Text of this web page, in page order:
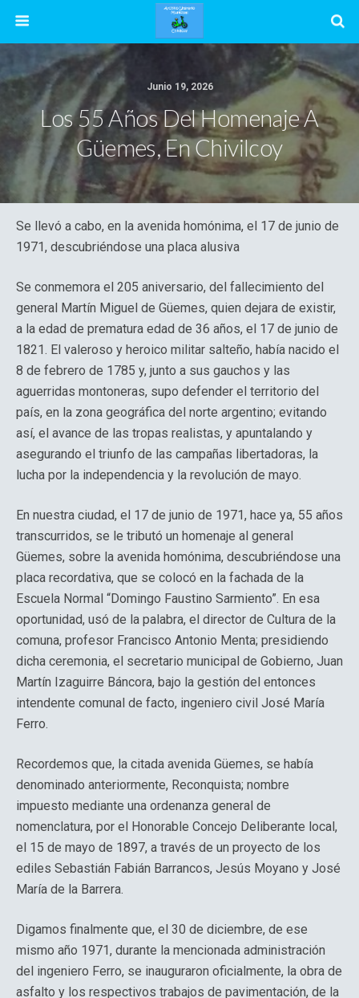
Junio 19, 2026
Los 55 Años Del Homenaje A
Güemes, En Chivilcoy
Se llevó a cabo, en la avenida homónima, el 17 de junio de
1971, descubriéndose una placa alusiva
Se conmemora el 205 aniversario, del fallecimiento del
general Martín Miguel de Güemes, quien dejara de existir,
a la edad de prematura edad de 36 años, el 17 de junio de
1821. El valeroso y heroico militar salteño, había nacido el
8 de febrero de 1785 y, junto a sus gauchos y las
aguerridas montoneras, supo defender el territorio del
país, en la zona geográfica del norte argentino; evitando
así, el avance de las tropas realistas, y apuntalando y
asegurando el triunfo de las campañas libertadoras, la
lucha por la independencia y la revolución de mayo.
En nuestra ciudad, el 17 de junio de 1971, hace ya, 55 años
transcurridos, se le tributó un homenaje al general
Güemes, sobre la avenida homónima, descubriéndose una
placa recordativa, que se colocó en la fachada de la
Escuela Normal “Domingo Faustino Sarmiento”. En esa
oportunidad, usó de la palabra, el director de Cultura de la
comuna, profesor Francisco Antonio Menta; presidiendo
dicha ceremonia, el secretario municipal de Gobierno, Juan
Martín Izaguirre Báncora, bajo la gestión del entonces
intendente comunal de facto, ingeniero civil José María
Ferro.
Recordemos que, la citada avenida Güemes, se había
denominado anteriormente, Reconquista; nombre
impuesto mediante una ordenanza general de
nomenclatura, por el Honorable Concejo Deliberante local,
el 15 de mayo de 1897, a través de un proyecto de los
ediles Sebastián Fabián Barrancos, Jesús Moyano y José
María de la Barrera.
Digamos finalmente que, el 30 de diciembre, de ese
mismo año 1971, durante la mencionada administración
del ingeniero Ferro, se inauguraron oficialmente, la obra de
asfalto y los respectivos trabajos de pavimentación, de la